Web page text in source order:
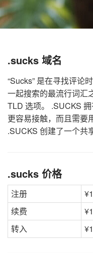
.sucks 域名
“Sucks” 是在寻找评论
一起搜索的最流行词汇
TLD 选项。 .SUCKS
更容易接触，而且需要
.SUCKS 创建了一个共
.sucks 价格
注册
续费
转入